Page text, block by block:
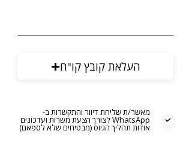
העלאת קובץ קו"ח
מאשר/ת שליחת דיוור והתקשרות ב-
WhatsApp לצורך הצעת משרות ועדכונים
אודות תהליך הגיוס (מבטיחים שלא לספאם)